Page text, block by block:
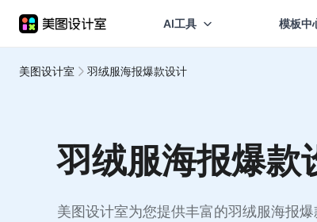
AI工具 模板中
美图设计室 羽绒服海报爆款设计
羽绒服海报爆款
美图设计室为您提供丰富的羽绒服海报